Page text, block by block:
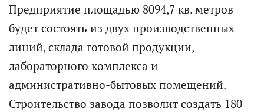
Предприятие площадью 8094,7 кв. метров
будет состоять из двух производственных
линий, склада готовой продукции,
лабораторного комплекса и
административно-бытовых помещений.
Строительство завода позволит создать 180